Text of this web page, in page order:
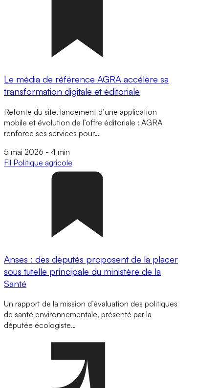
Le média de référence AGRA accélère sa
transformation digitale et éditoriale
Refonte du site, lancement d’une application
mobile et évolution de l’offre éditoriale : AGRA
renforce ses services pour…
5 mai 2026 - 4 min
Fil Politique agricole
Anses : des députés proposent de la placer
sous tutelle principale du ministère de la
Santé
Un rapport de la mission d’évaluation des politiques
de santé environnementale, présenté par la
députée écologiste…